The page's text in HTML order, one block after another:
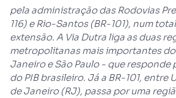
pela administração das Rodovias
116) e Rio-Santos (BR-101), num
extensão. A Via Dutra liga as duas
metropolitanas mais importantes do
Janeiro e São Paulo - que responde
do PIB brasileiro. Já a BR-101, entre
de Janeiro (RJ), passa por uma